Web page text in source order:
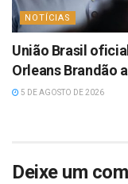
NOTÍCIAS
União Brasil
Orleans Brandão
5 DE AGOSTO DE 2026
Deixe um